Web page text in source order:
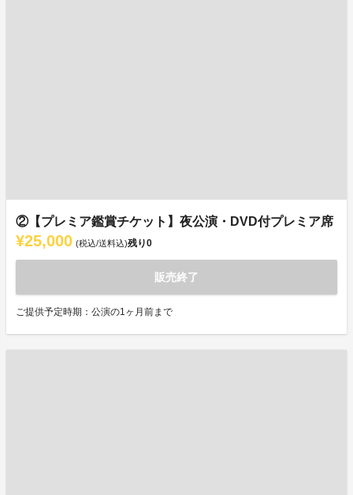
②【プレミア鑑賞チケット】夜公演・DVD付プレミア席
¥25,000 (税込/送料込)残り0
販売終了
ご提供予定時期：公演の1ヶ月前まで